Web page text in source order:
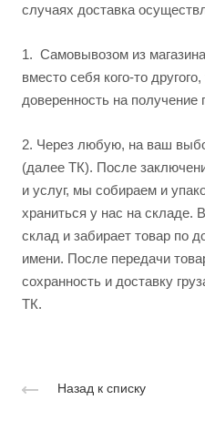
случаях доставка
1. Самовывозом из
вместо себя кого-то
доверенность на получение
2. Через любую, на ваш
(далее ТК). После
и услуг, мы собираем и
храниться у нас на складе.
склад и забирает товар по
имени. После передачи
сохранность и доставку
ТК.
Назад к списку